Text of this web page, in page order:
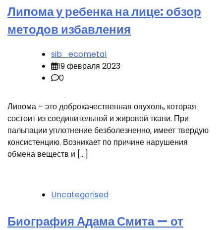
Липома у ребенка на лице: обзор
методов избавления
sib_ecometal
19 февраля 2023
0
Липома – это доброкачественная опухоль, которая
состоит из соединительной и жировой ткани. При
пальпации уплотнение безболезненно, имеет твердую
консистенцию. Возникает по причине нарушения
обмена веществ и […]
Uncategorised
Биография Адама Смита — от